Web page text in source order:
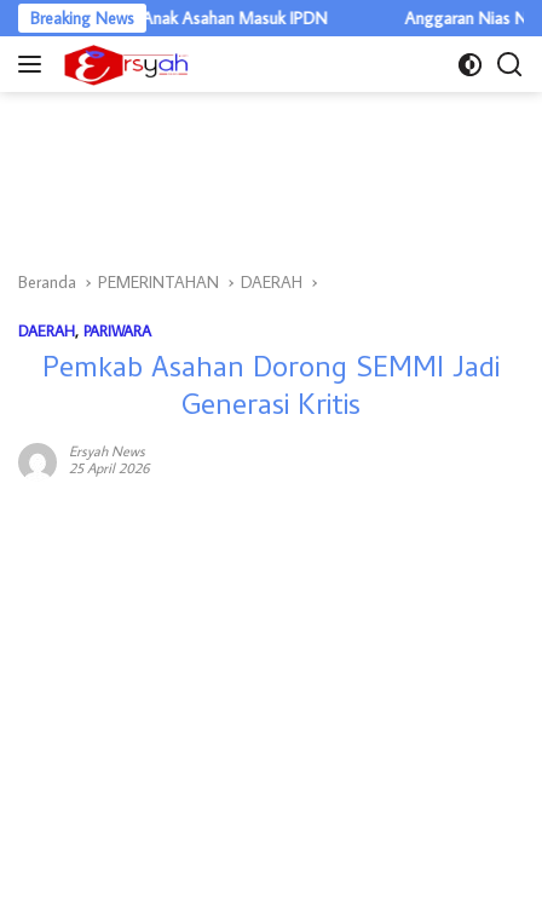
Langsung
ke
Breaking News
Anak Asahan Masuk IPDN Anggaran Nias Naik Rp500
Beranda PEMERINTAHAN DAERAH
DAERAH, PARIWARA
Pemkab Asahan Dorong SEMMI Jadi
Generasi Kritis
Ersyah News
25 April 2026